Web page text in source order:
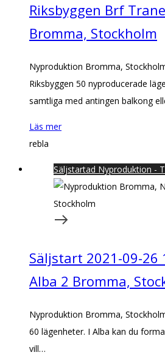
Riksbyggen Brf
Bromma, Stockholm
Nyproduktion Bromma,
Riksbyggen 50 nyproducerade
samtliga med antingen balkong
Läs mer
rebla
Säljstartad Nyproduktion -
Säljstart 2021-09-26
Alba 2 Bromma,
Nyproduktion Bromma,
60 lägenheter. I Alba kan du
vill…